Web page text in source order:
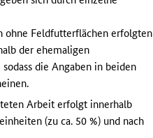
ohne Feldfutterflächen erfolgten
der ehemaligen
die Angaben in beiden
Arbeit erfolgt innerhalb
(zu ca. 50 %) und nach